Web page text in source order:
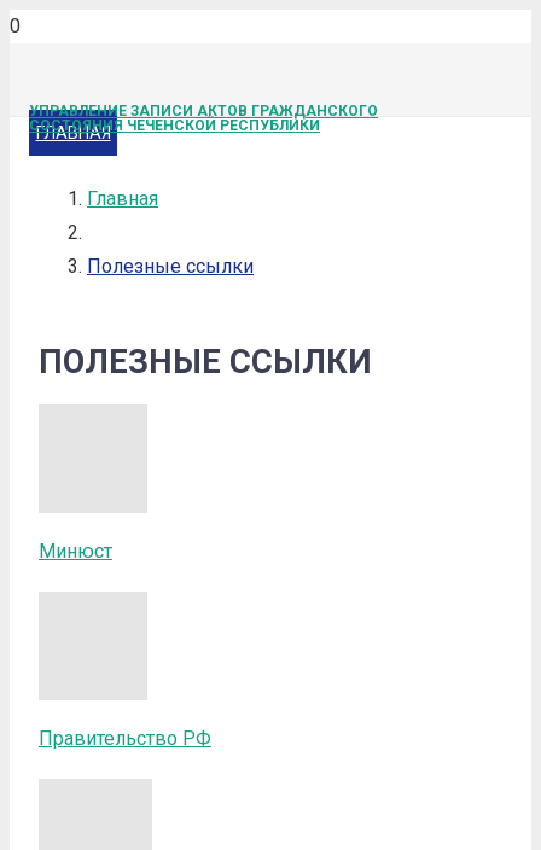
УПРАВЛЕНИЕ ЗАПИСИ АКТОВ ГРАЖДАНСКОГО
СОСТОЯНИЯ ЧЕЧЕНСКОЙ РЕСПУБЛИКИ
ГЛАВНАЯ
Главная
Полезные ссылки
ПОЛЕЗНЫЕ ССЫЛКИ
Минюст
Правительство РФ